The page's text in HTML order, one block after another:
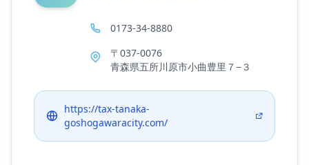
0173-34-8880
〒037-0076
青森県五所川原市小曲豊里７−３
https://tax-tanaka-
goshogawaracity.com/